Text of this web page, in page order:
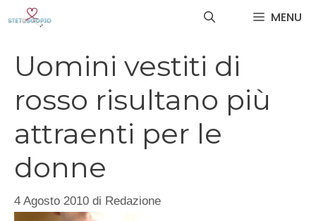
MENU
Uomini vestiti di
rosso risultano più
attraenti per le
donne
4 Agosto 2010 di Redazione